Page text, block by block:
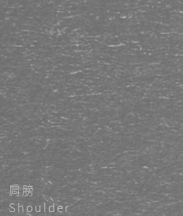
肩膀
Shoulder